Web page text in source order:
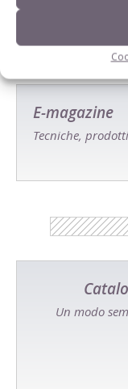
E-magazine
Tecniche,
Un modo